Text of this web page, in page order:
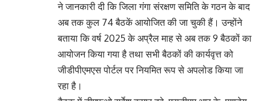
ने जानकारी दी कि जिला गंगा संरक्षण समिति के गठन के बाद
अब तक कुल 74 बैठकें आयोजित की जा चुकी हैं। उन्होंने
बताया कि वर्ष 2025 के अप्रैल माह से अब तक 9 बैठकों का
आयोजन किया गया है तथा सभी बैठकों की कार्यवृत्त को
जीडीपीएमएस पोर्टल पर नियमित रूप से अपलोड किया जा
रहा है।